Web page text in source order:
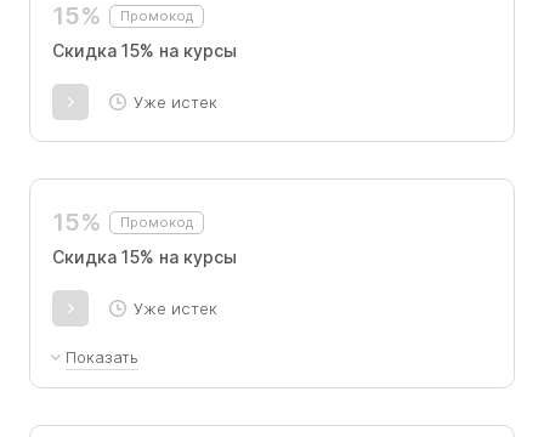
15% Промокод
Скидка 15% на курсы
Уже истек
15% Промокод
Скидка 15% на курсы
Уже истек
Показать
промокоду